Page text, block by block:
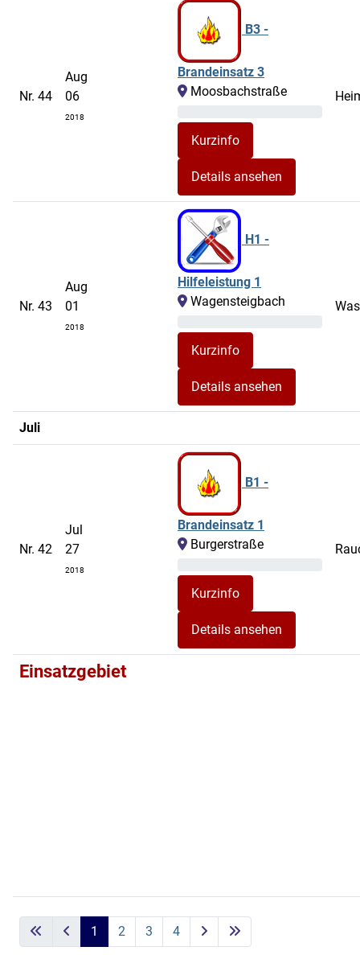
Nr. 44
Aug
06
2018
B3 -
Brandeinsatz 3
Moosbachstraße
Details ansehen
Nr. 43
Aug
01
2018
H1 -
Hilfeleistung 1
Wagensteigbach
Details ansehen
Juli
Nr. 42
Jul
27
2018
B1 -
Brandeinsatz 1
Burgerstraße
Details ansehen
1 2 3 4
Einsatzgebiet